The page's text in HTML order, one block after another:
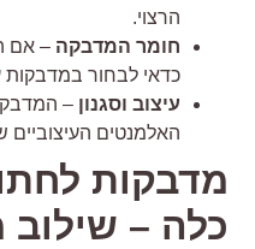
הרצוי.
חומר המדבקה– אם
כדאי לבחור במדבקות
עיצוב וסגנון– המדבקה
האלמנטים העיצוביים של
מדבקות
כלה – שילוב